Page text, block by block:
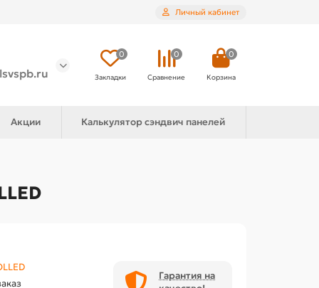
Личный кабинет
0
Закладки
0
Сравнение
0
Корзина
Акции Калькулятор сэндвич панелей
Гарантия на